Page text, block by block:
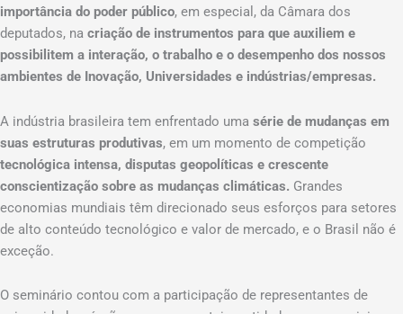
importância do poder público, em especial, da Câmara dos
deputados, na criação de instrumentos para que auxiliem e
possibilitem a interação, o trabalho e o desempenho dos nossos
ambientes de Inovação, Universidades e indústrias/empresas.
A indústria brasileira tem enfrentado uma série de mudanças em
suas estruturas produtivas, em um momento de competição
tecnológica intensa, disputas geopolíticas e crescente
conscientização sobre as mudanças climáticas. Grandes
economias mundiais têm direcionado seus esforços para setores
de alto conteúdo tecnológico e valor de mercado, e o Brasil não é
exceção.
O seminário contou com a participação de representantes de